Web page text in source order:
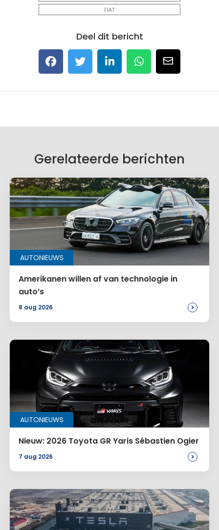
FIAT
Deel dit bericht
Gerelateerde berichten
AUTONIEUWS
Amerikanen willen af van technologie in
auto’s
8 aug 2026 >
AUTONIEUWS
Nieuw: 2026 Toyota GR Yaris Sébastien Ogier
7 aug 2026 >